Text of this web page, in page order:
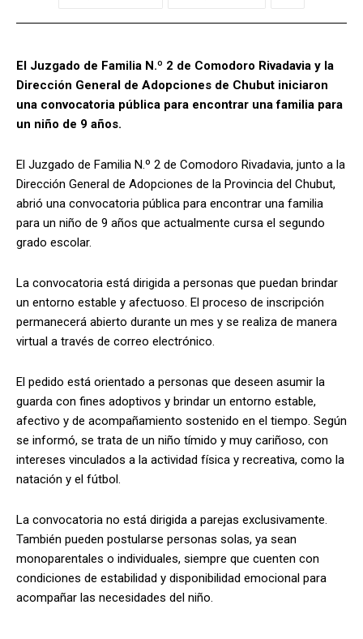
El Juzgado de Familia N.º 2 de Comodoro Rivadavia y la
Dirección General de Adopciones de Chubut iniciaron
una convocatoria pública para encontrar una familia para
un niño de 9 años.
El Juzgado de Familia N.º 2 de Comodoro Rivadavia, junto a la
Dirección General de Adopciones de la Provincia del Chubut,
abrió una convocatoria pública para encontrar una familia
para un niño de 9 años que actualmente cursa el segundo
grado escolar.
La convocatoria está dirigida a personas que puedan brindar
un entorno estable y afectuoso. El proceso de inscripción
permanecerá abierto durante un mes y se realiza de manera
virtual a través de correo electrónico.
El pedido está orientado a personas que deseen asumir la
guarda con fines adoptivos y brindar un entorno estable,
afectivo y de acompañamiento sostenido en el tiempo. Según
se informó, se trata de un niño tímido y muy cariñoso, con
intereses vinculados a la actividad física y recreativa, como la
natación y el fútbol.
La convocatoria no está dirigida a parejas exclusivamente.
También pueden postularse personas solas, ya sean
monoparentales o individuales, siempre que cuenten con
condiciones de estabilidad y disponibilidad emocional para
acompañar las necesidades del niño.